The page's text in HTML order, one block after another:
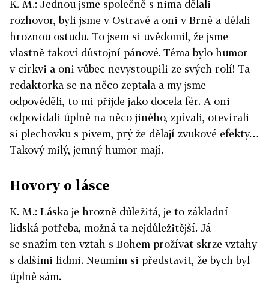
K. M.: Jednou jsme společně s nima dělali
rozhovor, byli jsme v Ostravě a oni v Brně a dělali
hroznou ostudu. To jsem si uvědomil, že jsme
vlastně takoví důstojní pánové. Téma bylo humor
v církvi a oni vůbec nevystoupili ze svých rolí! Ta
redaktorka se na něco zeptala a my jsme
odpověděli, to mi přijde jako docela fér. A oni
odpovídali úplně na něco jiného, zpívali, otevírali
si plechovku s pivem, prý že dělají zvukové efekty…
Takový milý, jemný humor mají.
Hovory o lásce
K. M.: Láska je hrozně důležitá, je to základní
lidská potřeba, možná ta nejdůležitější. Já
se snažím ten vztah s Bohem prožívat skrze vztahy
s dalšími lidmi. Neumím si představit, že bych byl
úplně sám.